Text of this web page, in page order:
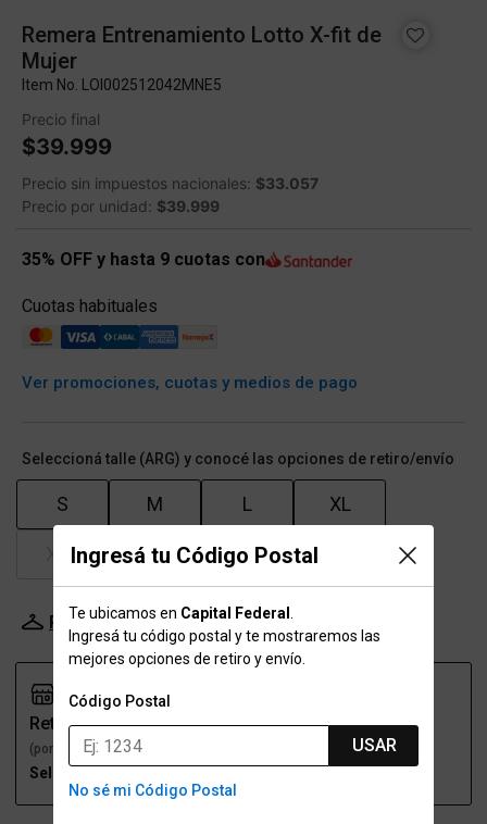
Ingresá tu Código Postal
Te ubicamos en Capital Federal
Ingresá tu código postal y te mostraremos las
mejores opciones de retiro y envío.
Código Postal
USAR
No sé mi Código Postal
Remera Entrenamiento Lotto X-fit de
Mujer
Item No. LOI002512042MNE5
Precio final
$39.999
Precio sin impuestos nacionales: $33.057
Precio por unidad: $39.999
35% OFF y hasta 9 cuotas con
Cuotas habituales
Ver promociones, cuotas y medios de pago
Seleccioná talle (ARG) y conocé las opciones de retiro/envío
S M L XL
XXL XXXL
Probador Virtual Tabla de talles
Retiro
(por una sucursal)
Seleccioná talle
Envío